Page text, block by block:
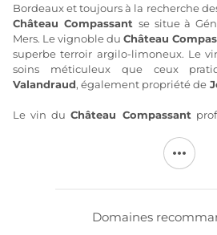
Bordeaux et toujours à la recherche
Château Compassant se situe à
Mers. Le vignoble du Château
superbe terroir argilo-limoneux. Le
soins méticuleux que ceux
Valandraud, également propriété de
Le vin duChâteau Compassant
Cabernet Sauvignon. La vinification
Quéron et s'achève par un élevage de
Domaines